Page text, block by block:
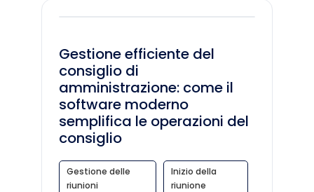
Gestione efficiente del
consiglio di
amministrazione: come il
software moderno
semplifica le operazioni del
consiglio
Gestione delle
riunioni
Inizio della
riunione